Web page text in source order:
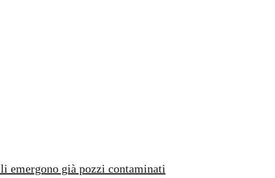
emergono già pozzi contaminati